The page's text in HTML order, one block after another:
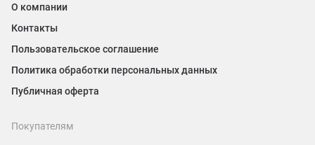
О компании
Контакты
Пользовательское соглашение
Политика обработки персональных данных
Публичная оферта
Покупателям